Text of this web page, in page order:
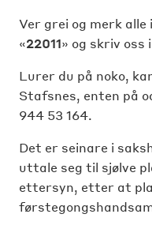
Ver grei og merk
«22011» og skriv oss
Lurer du på noko,
Stafsnes, enten på
944 53 164.
Det er seinare i
uttale seg til sjølve
ettersyn, etter at